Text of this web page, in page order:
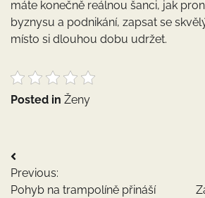
máte konečně reálnou šanci, jak
byznysu a podnikání, zapsat se
místo si dlouhou dobu udržet.
Posted in Ženy
Navigace
pro
Previous:
Pohyb na trampolíně přináší